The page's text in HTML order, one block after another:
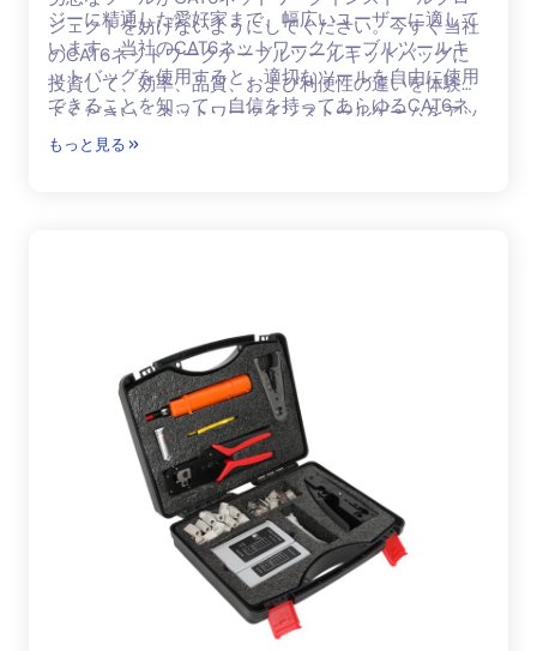
ジーに精通した愛好家まで、幅広いユーザーに適して
います。当社のCAT6ネットワークケーブルツールキ
ットバッグを使用すると、適切なツールを自由に使用
できることを知って、自信を持ってあらゆるCAT6ネ
ットワークプロジェクトに取り組むことができます。
ジェクトを妨げないようにしてください。今すぐ当社
のCAT6ネットワークケーブルツールキットバッグに
投資して、効率、品質、および利便性の違いを体験し
てください。ネットワークインストールゲームをアッ
プグレードし、CAT6ネットワークが長持ちするよう
もっと見る